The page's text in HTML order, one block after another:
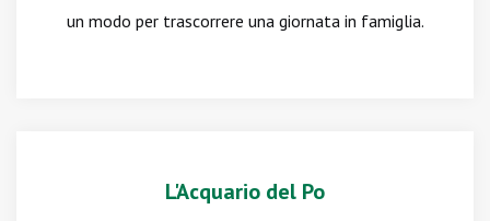
un modo per trascorrere una giornata in famiglia.
L'Acquario del Po